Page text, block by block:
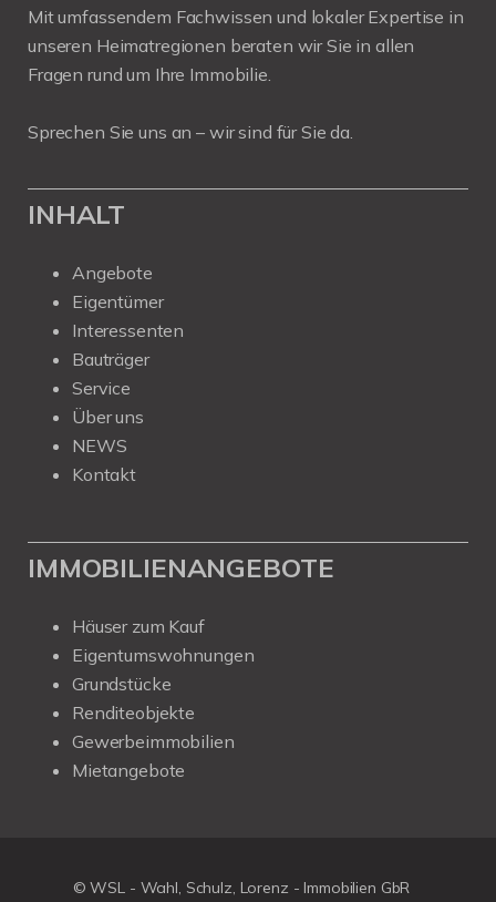
Mit umfassendem Fachwissen und lokaler Expertise in
unseren Heimatregionen beraten wir Sie in allen
Fragen rund um Ihre Immobilie.
Sprechen Sie uns an – wir sind für Sie da.
INHALT
Angebote
Eigentümer
Interessenten
Bauträger
Service
Über uns
NEWS
Kontakt
IMMOBILIENANGEBOTE
Häuser zum Kauf
Eigentumswohnungen
Grundstücke
Renditeobjekte
Gewerbeimmobilien
Mietangebote
© WSL - Wahl, Schulz, Lorenz - Immobilien GbR